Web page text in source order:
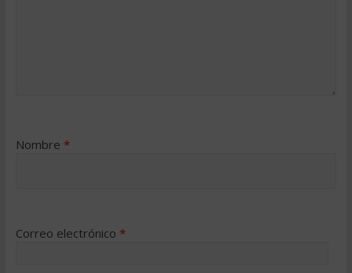
Nombre *
Correo electrónico *